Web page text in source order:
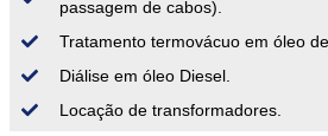
passagem de cabos).
Tratamento termovácuo em óleo
Diálise em óleo Diesel.
Locação de transformadores.